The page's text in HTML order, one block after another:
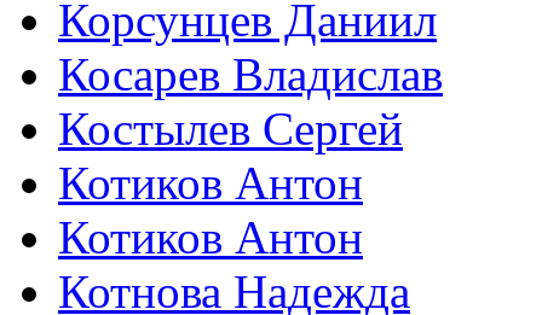
Корсунцев Даниил
Косарев Владислав
Костылев Сергей
Котиков Антон
Котиков Антон
Котнова Надежда